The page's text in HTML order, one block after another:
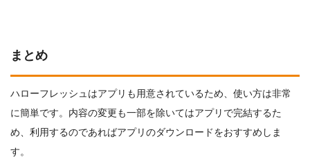
まとめ
ハローフレッシュはアプリも用意されているため、使い方は非常
に簡単です。内容の変更も一部を除いてはアプリで完結するた
め、利用するのであればアプリのダウンロードをおすすめしま
す。